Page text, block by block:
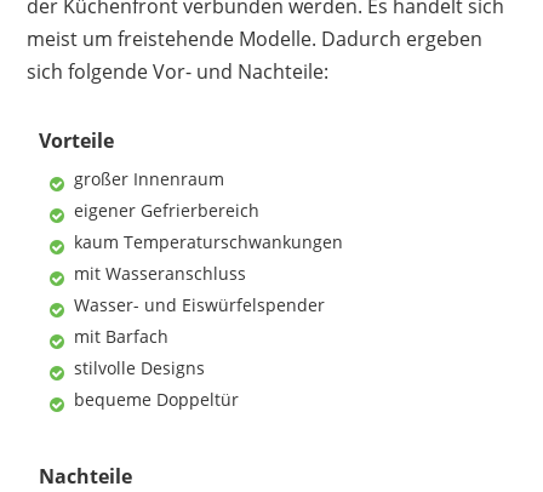
der Küchenfront verbunden werden. Es handelt sich
meist um freistehende Modelle. Dadurch ergeben
sich folgende Vor- und Nachteile:
Vorteile
großer Innenraum
eigener Gefrierbereich
kaum Temperaturschwankungen
mit Wasseranschluss
Wasser- und Eiswürfelspender
mit Barfach
stilvolle Designs
bequeme Doppeltür
Nachteile